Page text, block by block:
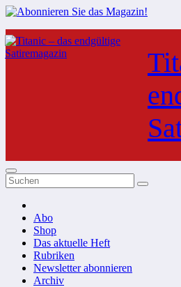
Zum
Inhalt
springen
Abo
Shop
Das aktuelle Heft
Rubriken
Newsletter abonnieren
Archiv